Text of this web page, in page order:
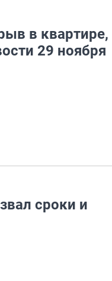
в квартире,
29 ноября
сроки и